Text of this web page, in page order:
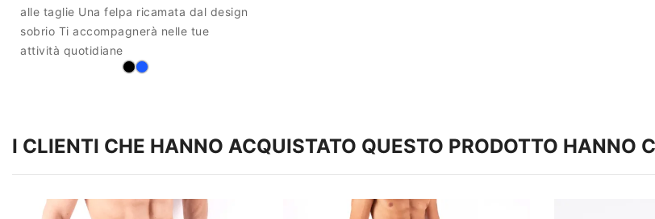
alle taglie Una felpa ricamata dal design
sobrio Ti accompagnerà nelle tue
attività quotidiane
I CLIENTI CHE HANNO ACQUISTATO QUESTO PRODOTTO HANNO